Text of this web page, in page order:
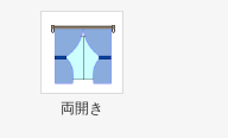
両開き